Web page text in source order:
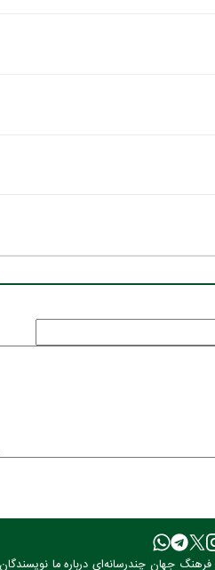
فرهنگ جهان چندرسانه‌ای درباره ما نویسندگان